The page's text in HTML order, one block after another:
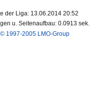
der Liga: 13.06.2014 20:52
u. Seitenaufbau: 0.0913 sek.
© 1997-2005 LMO-Group